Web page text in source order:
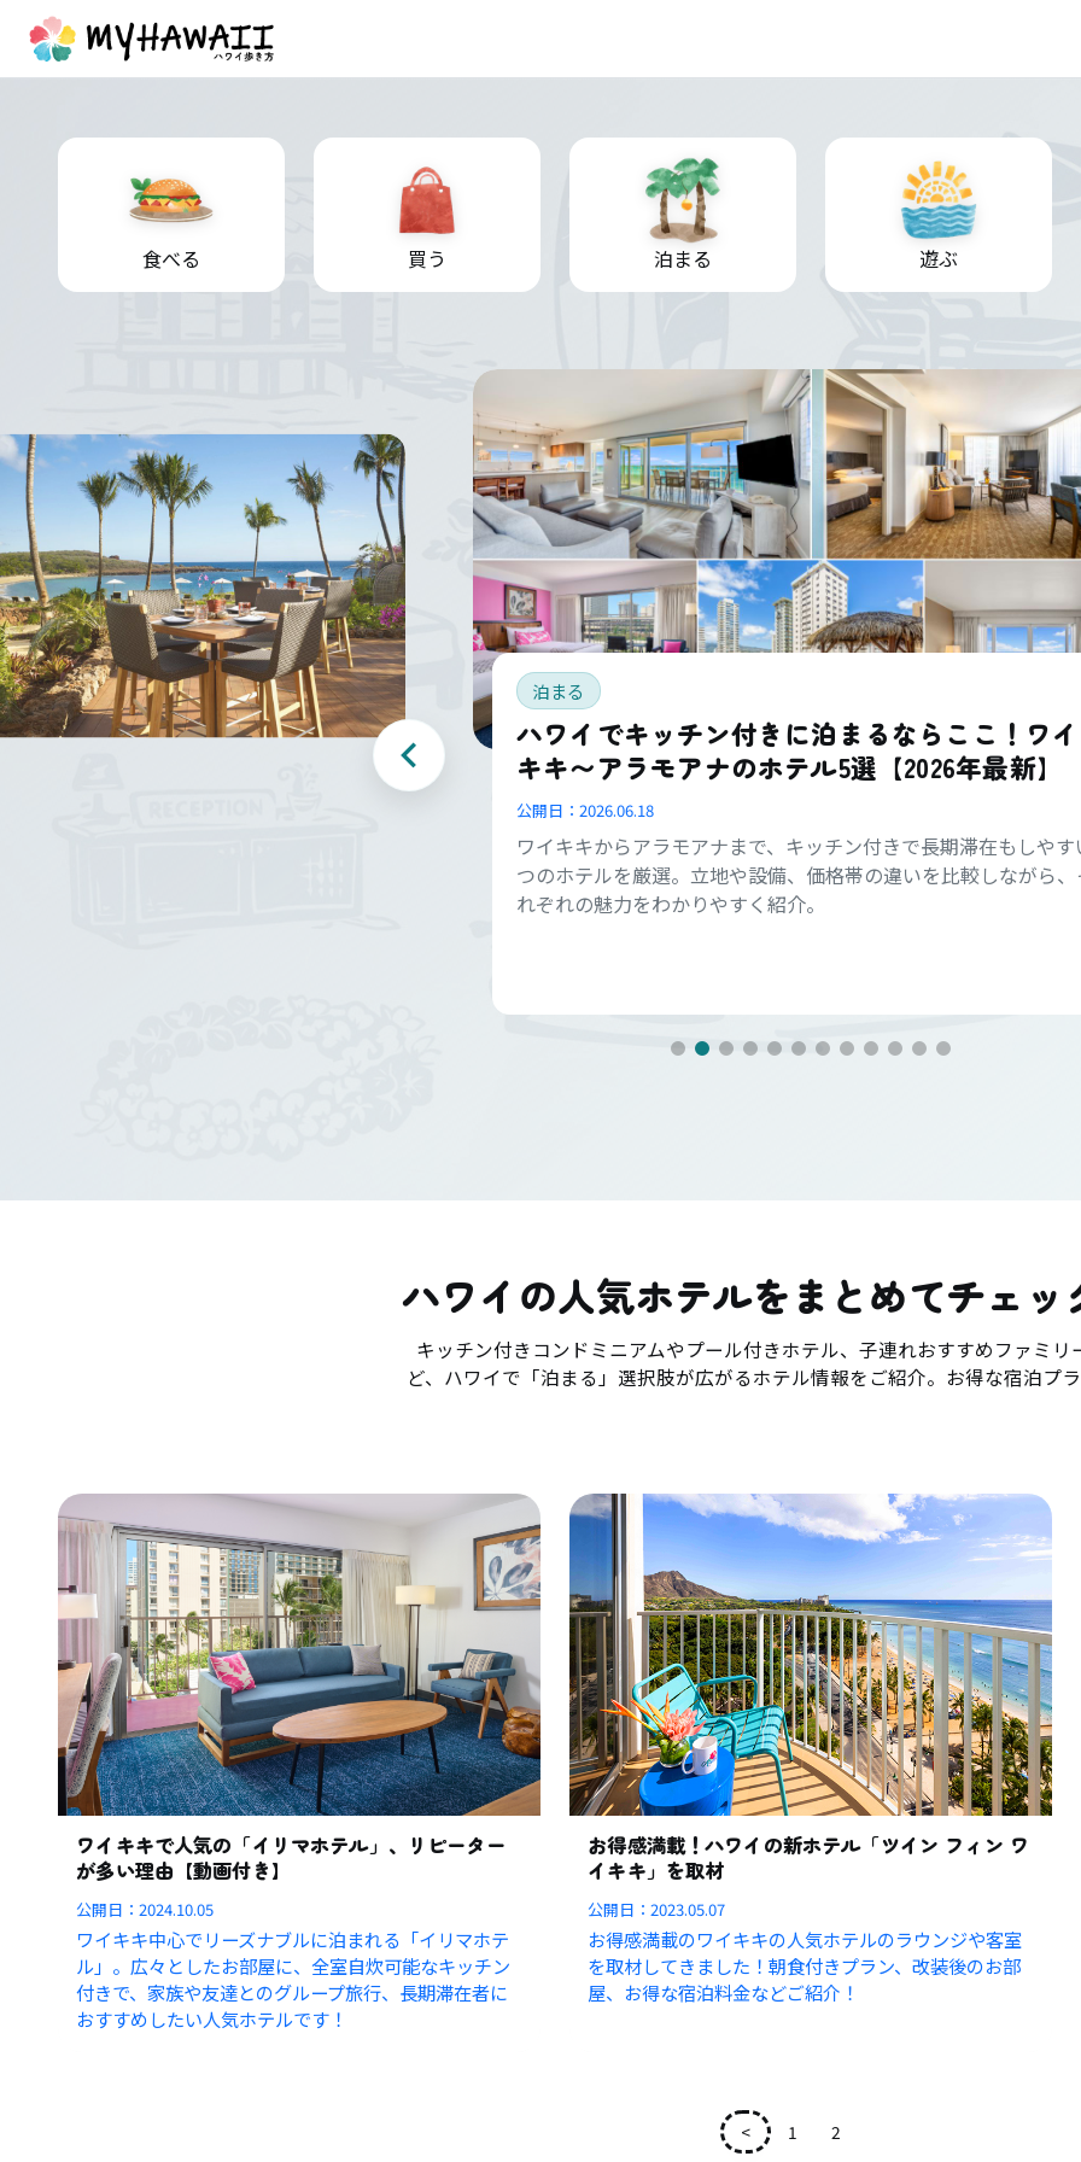
食べる 買う 泊まる 遊ぶ
泊まる
ハワイでキッチン付きに泊まるならここ！ワイ
キキ〜アラモアナのホテル5選【2026年最新】
公開日： 2026.06.18
ワイキキからアラモアナまで、キッチン付きで長期滞在もしやす
つのホテルを厳選。立地や設備、価格帯の違いを比較しながら
れぞれの魅力をわかりやすく紹介。
ハワイの人気ホテルをまとめてチェッ
キッチン付きコンドミニアムやプール付きホテル、子連れおすすめファミリ
ど、ハワイで「泊まる」選択肢が広がるホテル情報をご紹介。お得な宿泊プ
ワイキキで人気の「イリマホテル」、リピーター
が多い理由【動画付き】
公開日：2024.10.05
ワイキキ中心でリーズナブルに泊まれる「イリマホテ
ル」。広々としたお部屋に、全室自炊可能なキッチン
付きで、家族や友達とのグループ旅行、長期滞在者に
おすすめしたい人気ホテルです！
お得感満載！ハワイの新ホテル「ツイン フィン ワ
イキキ」を取材
公開日：2023.05.07
お得感満載のワイキキの人気ホテルのラウンジや客室
を取材してきました！朝食付きプラン、改装後のお部
屋、お得な宿泊料金などご紹介！
< 1 2